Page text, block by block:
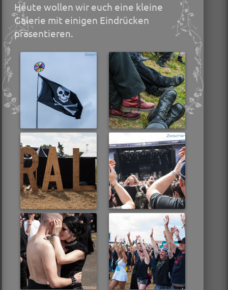
Heute wollen wir euch eine kleine
Galerie mit einigen Eindrücken
präsentieren.